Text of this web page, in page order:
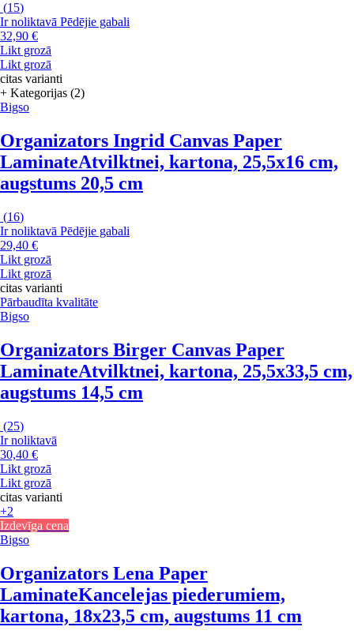
(15)
Ir noliktavā Pēdējie gabali
32,90 €
Likt grozā
Likt grozā
citas varianti
+ Kategorijas (2)
Bigso
Organizators Ingrid Canvas Paper
LaminateAtvilktnei, kartona, 25,5x16 cm,
augstums 20,5 cm
(16)
Ir noliktavā Pēdējie gabali
29,40 €
Likt grozā
Likt grozā
citas varianti
Pārbaudīta kvalitāte
Bigso
Organizators Birger Canvas Paper
LaminateAtvilktnei, kartona, 25,5x33,5 cm,
augstums 14,5 cm
(25)
Ir noliktavā
30,40 €
Likt grozā
Likt grozā
citas varianti
+2
Izdevīga cena
Bigso
Organizators Lena Paper
LaminateKancelejas piederumiem,
kartona, 18x23,5 cm, augstums 11 cm